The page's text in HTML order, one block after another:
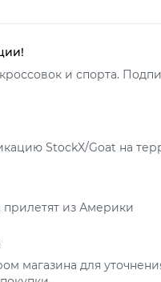
и спорта.
StockX/Goat на
прилетят из Америки
магазина для